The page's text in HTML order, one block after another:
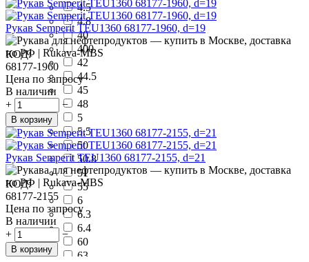
4.5
4.8
40
400
42
44.5
45
48
5
5.5
50
50.8
51
55
6
6.3
6.4
60
63
Рукав Semperit TEU1360 68177-1960, d=19
КОД:
68177-1960
Цена по запросу
В наличии
+
−
В корзину
Рукав Semperit TEU1360 68177-2155, d=21
КОД:
68177-2155
Цена по запросу
В наличии
+
−
В корзину